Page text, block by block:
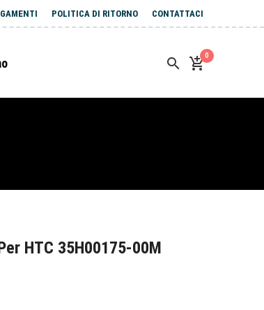
POLITICA DI RITORNO CONTATTACI
0
HTC 35H00175-00M